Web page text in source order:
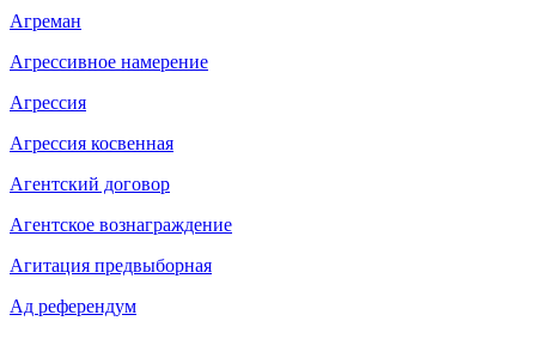
Агреман
Агрессивное намерение
Агрессия
Агрессия косвенная
Агентский договор
Агентское вознаграждение
Агитация предвыборная
Ад референдум